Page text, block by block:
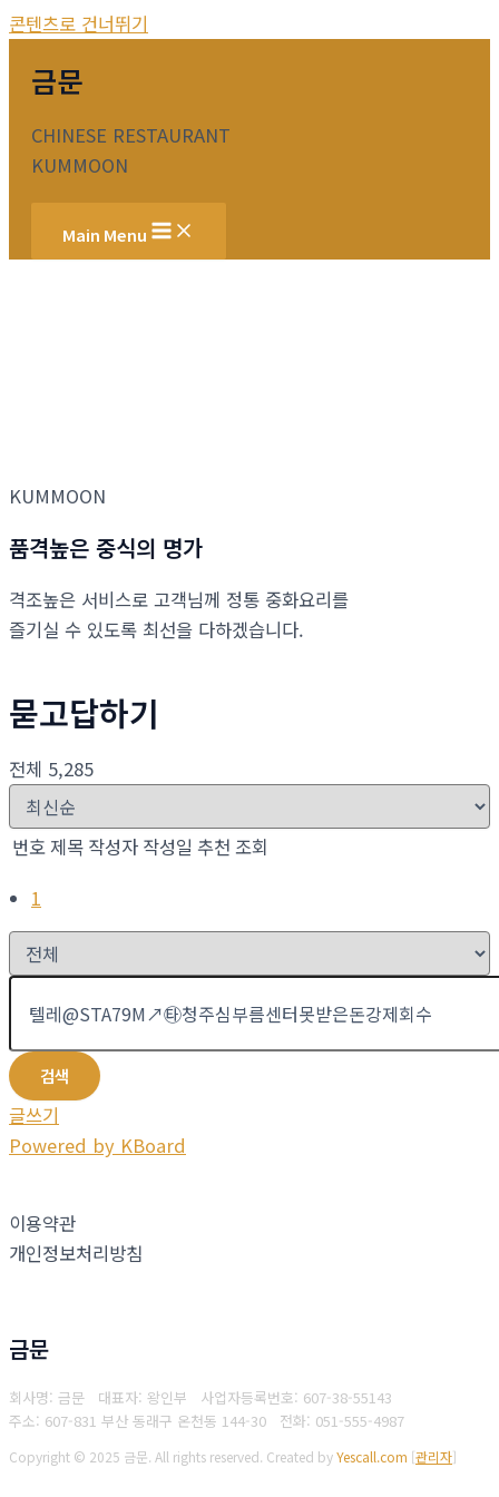
콘텐츠로 건너뛰기
금문
CHINESE RESTAURANT
KUMMOON
Main Menu
KUMMOON
품격높은 중식의 명가
격조높은 서비스로 고객님께 정통 중화요리를
즐기실 수 있도록 최선을 다하겠습니다.
묻고답하기
전체 5,285
번호제목 작성자 작성일 추천 조회
1
검색
글쓰기
Powered by KBoard
이용약관
개인정보처리방침
금문
회사명: 금문 대표자: 왕인부 사업자등록번호: 607-38-55143
주소: 607-831 부산 동래구 온천동 144-30 전화: 051-555-4987
Copyright © 2025 금문. All rights reserved. Created byYescall.com [관리자]